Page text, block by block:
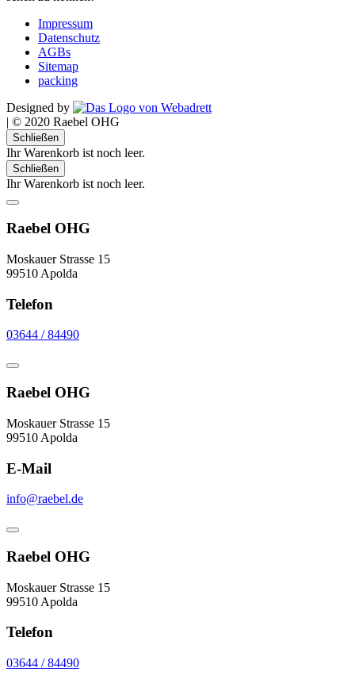
Impressum
Datenschutz
AGBs
Sitemap
packing
Designed by
| © 2020 Raebel OHG
Schließen
Ihr Warenkorb ist noch leer.
Schließen
Ihr Warenkorb ist noch leer.
Raebel OHG
Moskauer Strasse 15
99510 Apolda
Telefon
03644 / 84490
Raebel OHG
Moskauer Strasse 15
99510 Apolda
E-Mail
info@raebel.de
Raebel OHG
Moskauer Strasse 15
99510 Apolda
Telefon
03644 / 84490